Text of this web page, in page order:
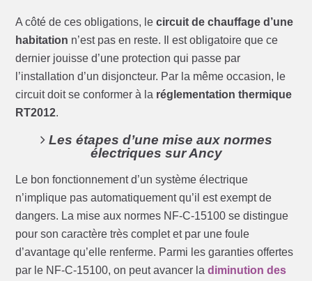
A côté de ces obligations, lecircuit de chauffage d’une
habitation n’est pas en reste. Il est obligatoire que ce
dernier jouisse d’une protection qui passe par
l’installation d’un disjoncteur. Par la même occasion, le
circuit doit se conformer à la réglementation thermique
RT2012.
Les étapes d’une mise aux normes
électriques sur Ancy
Le bon fonctionnement d’un système électrique
n’implique pas automatiquement qu’il est exempt de
dangers. La mise aux normes NF-C-15100 se distingue
pour son caractère très complet et par une foule
d’avantage qu’elle renferme. Parmi les garanties offertes
par le NF-C-15100, on peut avancer ladiminution des